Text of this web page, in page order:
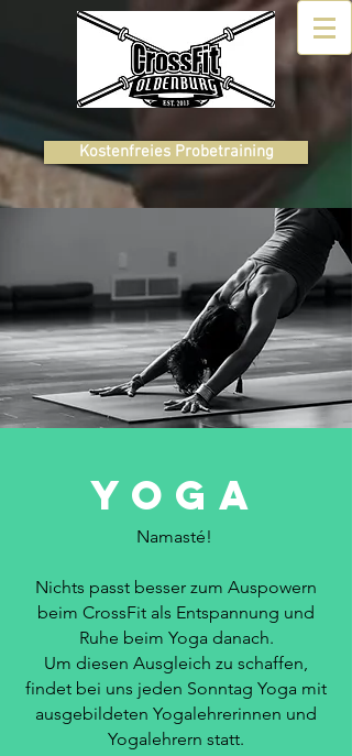
Kostenfreies Probetraining
YOGA
Namasté!
Nichts passt besser zum Auspowern
beim CrossFit als Entspannung und
Ruhe beim Yoga danach.
Um diesen Ausgleich zu schaffen,
findet bei uns jeden Sonntag Yoga mit
ausgebildeten Yogalehrerinnen und
Yogalehrern statt.